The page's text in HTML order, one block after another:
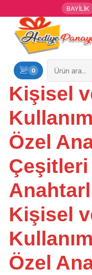
BAYİLİK
0
Ana Sayfa
Kişiye Özel Hediyeler
Hediyen Kime
Mesleklere Özel
Özel Günler
Öğrenci Motivasyon
Yaka Rozeti
Farklı Hediyeler
Kişisel
Özel
Çeşitleri
Kişisel
Özel